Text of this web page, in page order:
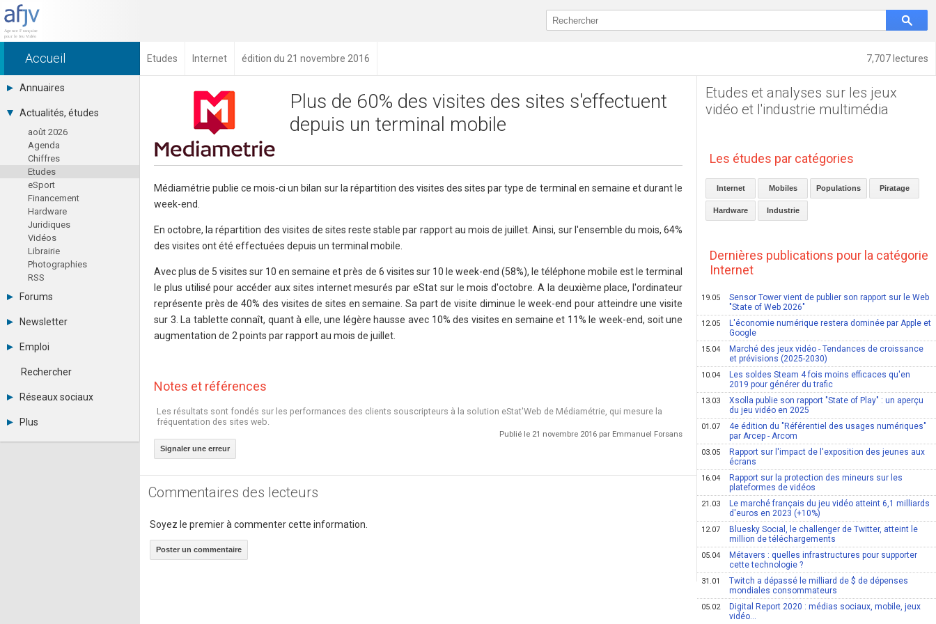
7,707 lectures
Accueil Etudes Internet édition du 21 novembre 2016
Annuaires
Toutes les sociétés (691)
Studios (418)
Editeurs (49)
Distributeurs (16)
Hard. / Accessoires (10)
Middlewares (15)
Prestataires (99)
Assoc. / Syndicats (21)
Formations / Ecoles (46)
Presse spécialisée (17)
Actualités, études
août 2026
Agenda
Chiffres
Etudes
eSport
Financement
Hardware
Juridiques
Vidéos
Librairie
Photographies
RSS
Forums
Tous les forums
Se connecter
Messages privés
Contacter un modérateur
Newsletter
Archives
Abonnement
Emploi
Consulter les annonces
Observatoire de l'emploi
Rechercher
Réseaux sociaux
LinkedIn
Plus
Annonceurs
Plus de 60% des visites des sites s'effectuent
depuis un terminal mobile
Médiamétrie publie ce mois-ci un bilan sur la répartition des visites des sites par type de terminal en semaine et durant le
week-end.
En octobre, la répartition des visites de sites reste stable par rapport au mois de juillet. Ainsi, sur l'ensemble du mois, 64%
des visites ont été effectuées depuis un terminal mobile.
Avec plus de 5 visites sur 10 en semaine et près de 6 visites sur 10 le week-end (58%), le téléphone mobile est le terminal
le plus utilisé pour accéder aux sites internet mesurés par eStat sur le mois d'octobre. A la deuxième place, l'ordinateur
représente près de 40% des visites de sites en semaine. Sa part de visite diminue le week-end pour atteindre une visite
sur 3. La tablette connaît, quant à elle, une légère hausse avec 10% des visites en semaine et 11% le week-end, soit une
augmentation de 2 points par rapport au mois de juillet.
Notes et références
Les résultats sont fondés sur les performances des clients souscripteurs à la solution eStat'Web de Médiamétrie, qui mesure la
fréquentation des sites web.
Publié le 21 novembre 2016 par Emmanuel Forsans
Signaler une erreur
Commentaires des lecteurs
Soyez le premier à commenter cette information.
Poster un commentaire
Etudes et analyses sur les jeux
vidéo et l'industrie multimédia
Les études par catégories
Internet Mobiles Populations Piratage
Hardware Industrie
Dernières publications pour la catégorie
Internet
19.05
Sensor Tower vient de publier son rapport sur le Web
"State of Web 2026"
12.05
L'économie numérique restera dominée par Apple et
Google
15.04
Marché des jeux vidéo - Tendances de croissance
et prévisions (2025-2030)
10.04
Les soldes Steam 4 fois moins efficaces qu'en
2019 pour générer du trafic
13.03
Xsolla publie son rapport "State of Play" : un aperçu
du jeu vidéo en 2025
01.07
4e édition du "Référentiel des usages numériques"
par Arcep - Arcom
03.05
Rapport sur l'impact de l'exposition des jeunes aux
écrans
16.04
Rapport sur la protection des mineurs sur les
plateformes de vidéos
21.03
Le marché français du jeu vidéo atteint 6,1 milliards
d'euros en 2023 (+10%)
12.07
Bluesky Social, le challenger de Twitter, atteint le
million de téléchargements
05.04
Métavers : quelles infrastructures pour supporter
cette technologie ?
31.01
Twitch a dépassé le milliard de $ de dépenses
mondiales consommateurs
05.02
Digital Report 2020 : médias sociaux, mobile, jeux
vidéo...